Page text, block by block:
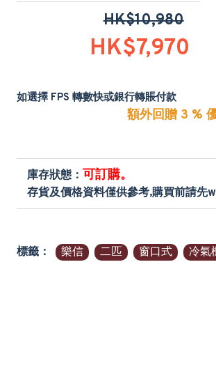
HK$7,970
HK$10,980
如選擇 FPS 轉數快或銀行轉賬付款
額外回贈 3 %
庫存狀態： 可訂購。
存貨及價格資料僅供參考,購買前請先
標籤： 樂信 二匹 窗口式 冷氣